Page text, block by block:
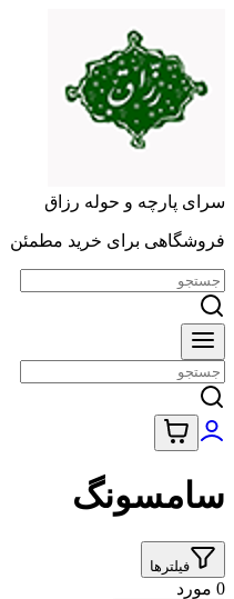
سرای پارچه و حوله رزاق
فروشگاهی برای خرید مطمئن
سامسونگ
فیلترها
0 مورد